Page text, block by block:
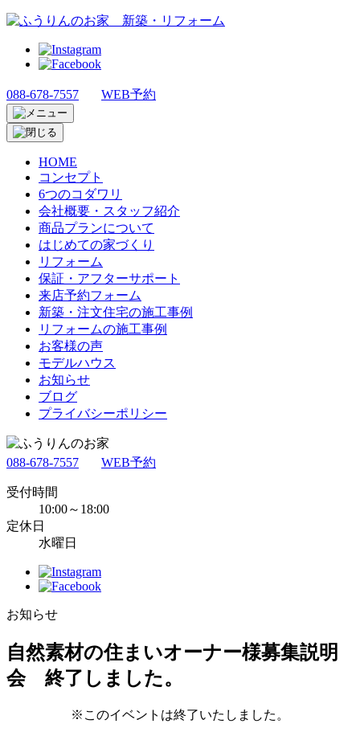
088-678-7557 WEB予約
HOME
コンセプト
6つのコダワリ
会社概要・スタッフ紹介
商品プランについて
はじめての家づくり
リフォーム
保証・アフターサポート
来店予約フォーム
新築・注文住宅の施工事例
リフォームの施工事例
お客様の声
モデルハウス
お知らせ
ブログ
プライバシーポリシー
088-678-7557 WEB予約
受付時間
10:00～18:00
定休日
水曜日
お知らせ
自然素材の住まいオーナー様募集説明
会 終了しました。
※このイベントは終了いたしました。